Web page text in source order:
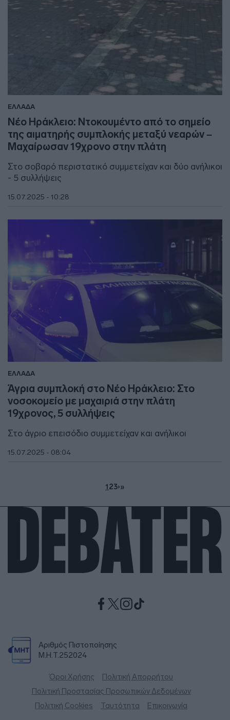
ΕΛΛΑΔΑ
Νέο Ηράκλειο: Ντοκουμέντο από το σημείο
της αιματηρής συμπλοκής μεταξύ νεαρών –
Μαχαίρωσαν 19χρονο στην πλάτη
Στο σοβαρό περιστατικό συμμετείχαν και δύο ανήλικοι
- 5 συλλήψεις
15.07.2025 - 10:28
ΕΛΛΑΔΑ
Άγρια συμπλοκή στο Νέο Ηράκλειο: Στο
νοσοκομείο με μαχαιριά στην πλάτη
19χρονος, 5 συλλήψεις
Στο άγριο επεισόδιο συμμετείχαν και ανήλικοι
15.07.2025 - 08:04
123›»
Αριθμός Πιστοποίησης
Μ.Η.Τ.252024
Όροι Χρήσης
Πολιτική Απορρήτου
Πολιτική Προστασίας Προσωπικών Δεδομένων
Πολιτική Cookies
Ταυτότητα Επικοινωνία